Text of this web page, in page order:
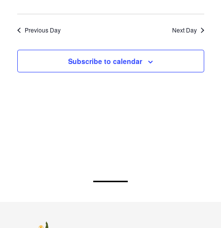
Previous Day Next Day
Subscribe to calendar